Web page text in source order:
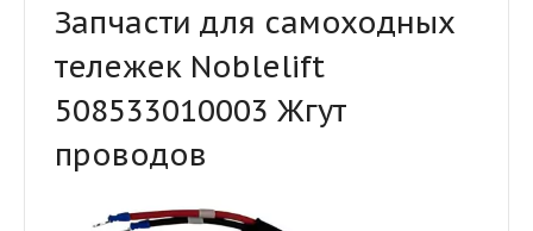
Запчасти для самоходных
тележек Noblelift
508533010003 Жгут
проводов